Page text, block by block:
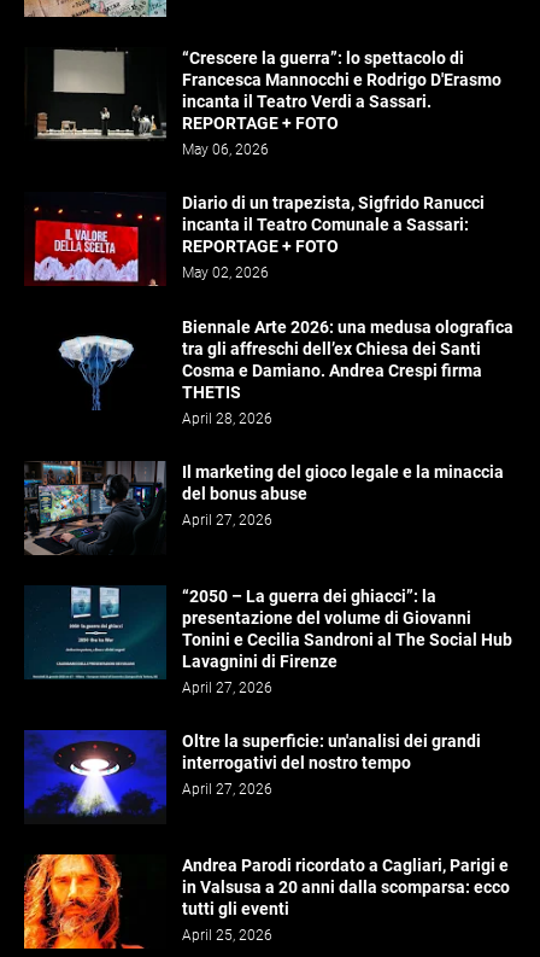
“Crescere la guerra”: lo spettacolo di
Francesca Mannocchi e Rodrigo D'Erasmo
incanta il Teatro Verdi a Sassari.
REPORTAGE + FOTO
May 06, 2026
Diario di un trapezista, Sigfrido Ranucci
incanta il Teatro Comunale a Sassari:
REPORTAGE + FOTO
May 02, 2026
Biennale Arte 2026: una medusa olografica
tra gli affreschi dell’ex Chiesa dei Santi
Cosma e Damiano. Andrea Crespi firma
THETIS
April 28, 2026
Il marketing del gioco legale e la minaccia
del bonus abuse
April 27, 2026
“2050 – La guerra dei ghiacci”: la
presentazione del volume di Giovanni
Tonini e Cecilia Sandroni al The Social Hub
Lavagnini di Firenze
April 27, 2026
Oltre la superficie: un'analisi dei grandi
interrogativi del nostro tempo
April 27, 2026
Andrea Parodi ricordato a Cagliari, Parigi e
in Valsusa a 20 anni dalla scomparsa: ecco
tutti gli eventi
April 25, 2026